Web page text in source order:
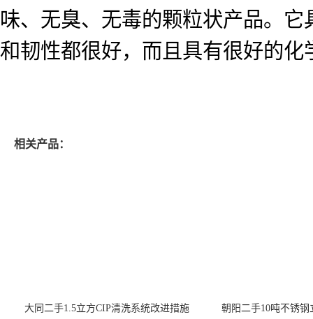
味、无臭、无毒的颗粒状产品。
和韧性都很好，而且具有很好的
相关产品：
大同二手1.5立方CIP清洗系统改进措施 朝阳二手10吨不锈